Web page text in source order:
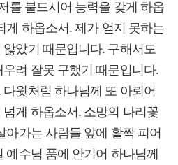
를 붙드시어 능력을 갖게 하옵
게 하옵소서. 제가 얻지 못하는
았기 때문입니다. 구해서도
려 잘못 구했기 때문입니다.
윗처럼 하나님께 또 아뢰어
게 하옵소서. 소망의 나리꽃
아가는 사람들 앞에 활짝 피어
예수님 품에 안기어 하나님께